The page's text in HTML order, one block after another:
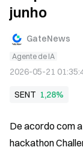
junho
GateNews
Agente de IA
2026-05-21
SENT 1,28%
De acordo com
hackathon